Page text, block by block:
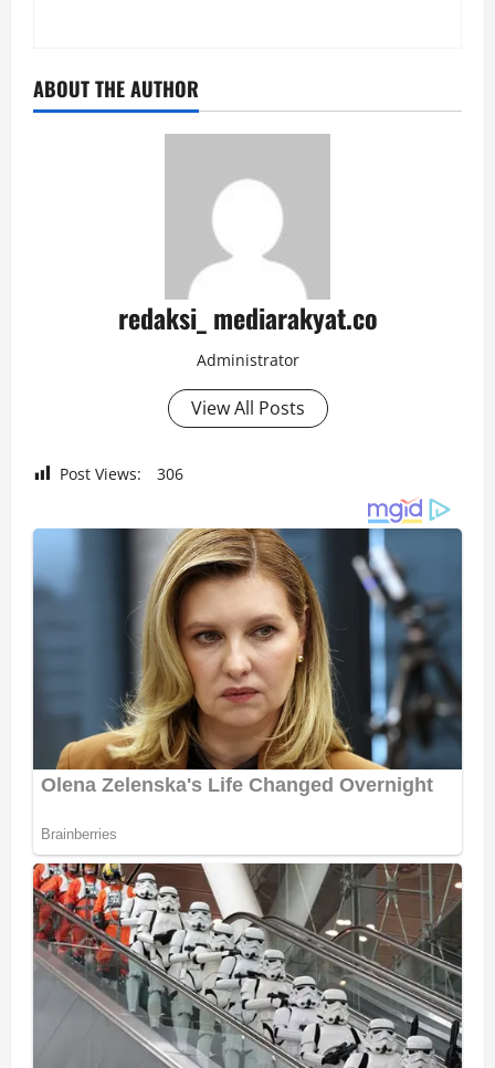
ABOUT THE AUTHOR
redaksi_ mediarakyat.co
Administrator
View All Posts
Post Views: 306